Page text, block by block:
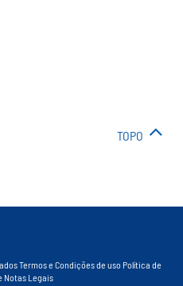
TOPO
Termos e Condições de uso Política de
Notas Legais